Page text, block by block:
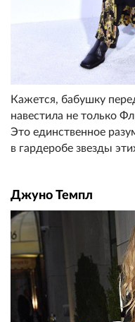
Кажется, бабушку
навестила не только
Это единственное
в гардеробе звезды
Джуно Темпл